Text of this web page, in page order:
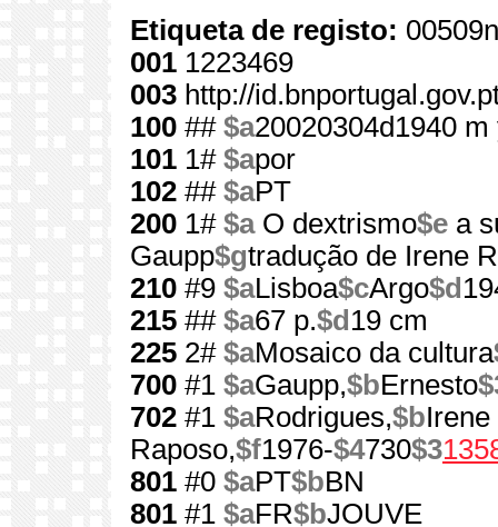
Etiqueta de registo:
001 1223469
003 http://
100 ## $a20020304d1940
101 1# $apor
102 ## $aPT
200 1# $aO dextrismo$e a
Gaupp$gtradução de Irene
210 #9 $aLisboa$cArgo$d
215 ## $a67 p.$d 19 cm
225 2# $aMosaico da cultura
700 #1 $aGaupp,$bErnesto
702 #1 $aRodrigues,$b
Raposo,$f1976-$4730$3
801 #0 $aPT$bBN
801 #1 $aFR$bJOUVE